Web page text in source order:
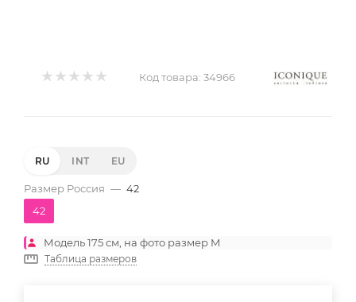
Код товара: 34966
RU INT EU
Размер Россия — 42
42
Модель 175 см, на фото размер M
Таблица размеров